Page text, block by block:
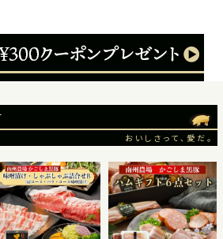
おいしさって、愛だ。